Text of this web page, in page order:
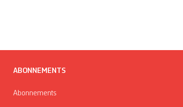
ABONNEMENTS
Abonnements